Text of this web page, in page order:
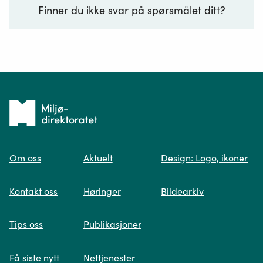
Finner du ikke svar på spørsmålet ditt?
Spør oss
søk og viser deg vår mest relevante
Tilbake
forsiden
Om oss
Kontakt oss
Tips oss
Få siste nytt
Aktuelt
Høringer
Publikasjoner
Nettjenester
Design: Logo, ikoner
Bildearkiv